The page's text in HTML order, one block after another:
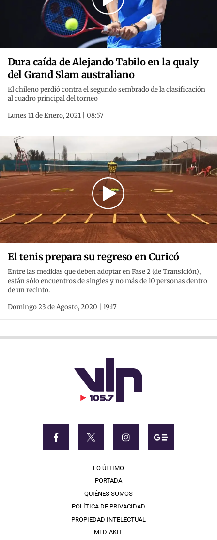
Dura caída de Alejando Tabilo en la qualy
del Grand Slam australiano
El chileno perdió contra el segundo sembrado de la clasificación
al cuadro principal del torneo
Lunes 11 de Enero, 2021 | 08:57
El tenis prepara su regreso en Curicó
Entre las medidas que deben adoptar en Fase 2 (de Transición),
están sólo encuentros de singles y no más de 10 personas dentro
de un recinto.
Domingo 23 de Agosto, 2020 | 19:17
LO ÚLTIMO
PORTADA
QUIÉNES SOMOS
POLÍTICA DE PRIVACIDAD
PROPIEDAD INTELECTUAL
MEDIAKIT